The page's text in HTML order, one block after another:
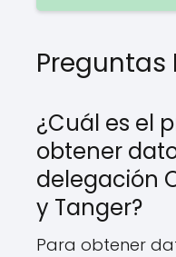
Preguntas
¿Cuál es el
obtener
delegación
y Tanger?
Para obtener